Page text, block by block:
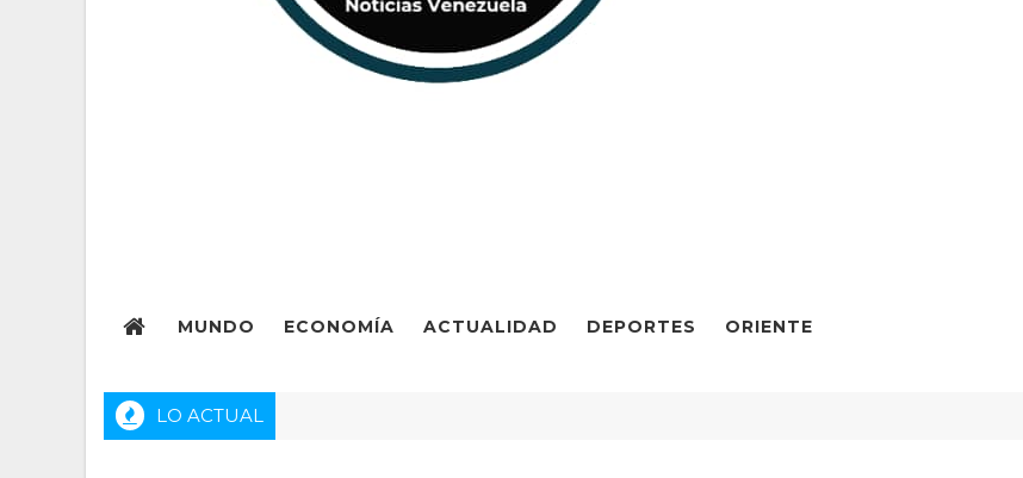
MUNDO ECONOMÍA ACTUALIDAD DEPORTES ORIENTE
LO ACTUAL